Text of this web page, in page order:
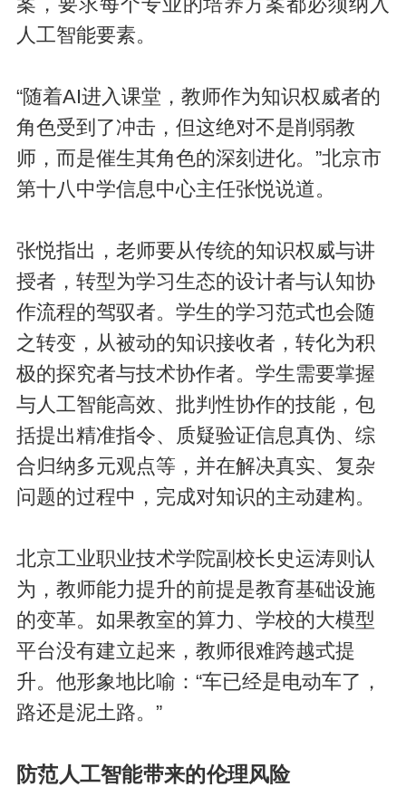
人工智能要素。
“随着AI进入课堂，教师作为知识权威者的
角色受到了冲击，但这绝对不是削弱教
师，而是催生其角色的深刻进化。”北京市
第十八中学信息中心主任张悦说道。
张悦指出，老师要从传统的知识权威与讲
授者，转型为学习生态的设计者与认知协
作流程的驾驭者。学生的学习范式也会随
之转变，从被动的知识接收者，转化为积
极的探究者与技术协作者。学生需要掌握
与人工智能高效、批判性协作的技能，包
括提出精准指令、质疑验证信息真伪、综
合归纳多元观点等，并在解决真实、复杂
问题的过程中，完成对知识的主动建构。
北京工业职业技术学院副校长史运涛则认
为，教师能力提升的前提是教育基础设施
的变革。如果教室的算力、学校的大模型
平台没有建立起来，教师很难跨越式提
升。他形象地比喻：“车已经是电动车了，
路还是泥土路。”
防范人工智能带来的伦理风险